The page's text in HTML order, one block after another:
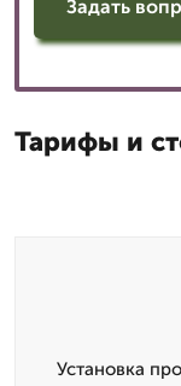
Задать
Тарифы и
Установка